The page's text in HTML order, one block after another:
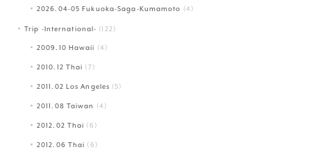
2026.04-05 Fukuoka-Saga-Kumamoto (4)
Trip -International- (122)
2009.10 Hawaii (4)
2010.12 Thai (7)
2011.02 Los Angeles (5)
2011.08 Taiwan (4)
2012.02 Thai (6)
2012.06 Thai (6)